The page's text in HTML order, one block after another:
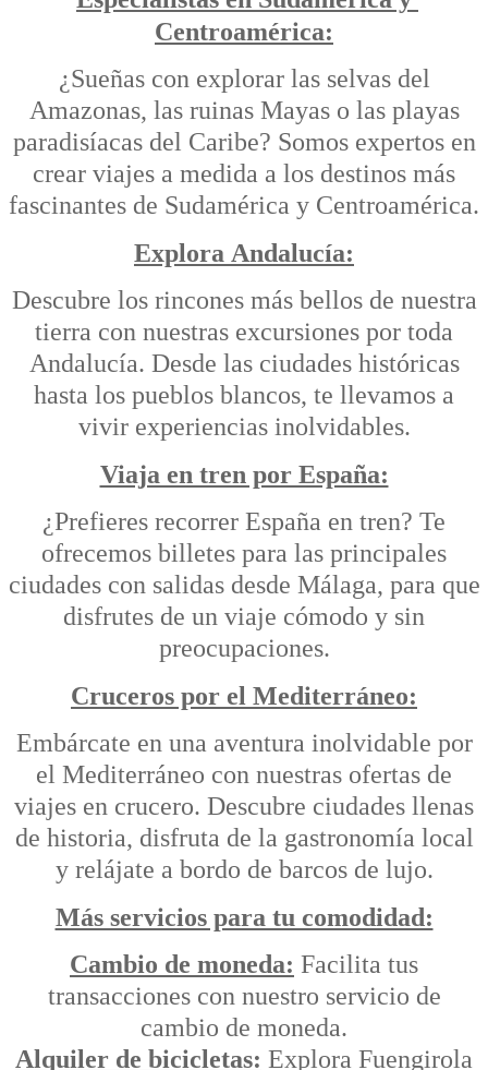
Centroamérica:
¿Sueñas con explorar las selvas del
Amazonas, las ruinas Mayas o las playas
paradisíacas del Caribe? Somos expertos en
crear viajes a medida a los destinos más
fascinantes de Sudamérica y Centroamérica.
Explora Andalucía:
Descubre los rincones más bellos de nuestra
tierra con nuestras excursiones por toda
Andalucía. Desde las ciudades históricas
hasta los pueblos blancos, te llevamos a
vivir experiencias inolvidables.
Viaja en tren por España:
¿Prefieres recorrer España en tren? Te
ofrecemos billetes para las principales
ciudades con salidas desde Málaga, para que
disfrutes de un viaje cómodo y sin
preocupaciones.
Cruceros por el Mediterráneo:
Embárcate en una aventura inolvidable por
el Mediterráneo con nuestras ofertas de
viajes en crucero. Descubre ciudades llenas
de historia, disfruta de la gastronomía local
y relájate a bordo de barcos de lujo.
Más servicios para tu comodidad:
Cambio de moneda: Facilita tus
transacciones con nuestro servicio de
cambio de moneda.
Alquiler de bicicletas: Explora Fuengirola